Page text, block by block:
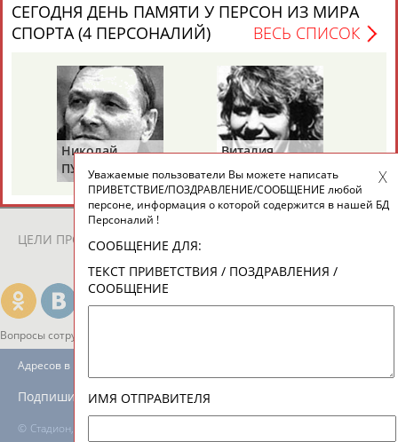
24 персон из 13181
ТАБЛО АКТИВНОСТИ
ЦЕЛИ ПРОЕКТА КОНТАКТЫ
Вопросы сотрудничества и совместной деятельности
© Стадион, 1998-2026
Адресов в новостной рассылке: 996
Подпишись
СЕГОДНЯ ДЕНЬ ПАМЯТИ У ПЕРСОН ИЗ МИРА
СПОРТА (4 ПЕРСОНАЛИЙ)
ВЕСЬ СПИСОК
Николай
ПУЧКОВ
Виталия
ТУОМАЙТЕ
Уважаемые пользователи Вы можете написать
ПРИВЕТСТВИЕ/ПОЗДРАВЛЕНИЕ/СООБЩЕНИЕ любой
персоне, информация о которой содержится в нашей БД
Персоналий !
СООБЩЕНИЕ ДЛЯ:
ТЕКСТ ПРИВЕТСТВИЯ / ПОЗДРАВЛЕНИЯ /
СООБЩЕНИЕ
ИМЯ ОТПРАВИТЕЛЯ